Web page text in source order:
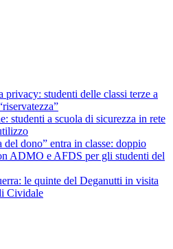
privacy: studenti delle classi terze a
studenti a scuola di sicurezza in rete
del dono” entra in classe: doppio
ADMO e AFDS per gli studenti del
le quinte del Deganutti in visita
Cividale